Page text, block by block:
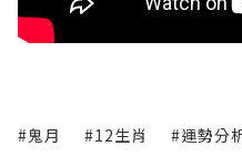
#鬼月 #12生肖 #運勢分